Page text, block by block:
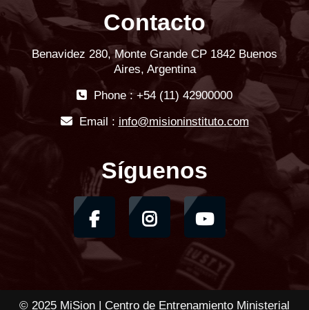
Contacto
Benavidez 280, Monte Grande CP 1842 Buenos
Aires, Argentina
Phone : +54 (11) 42900000
Email : info@misioninstituto.com
Síguenos
© 2025 MiSion | Centro de Entrenamiento Ministerial